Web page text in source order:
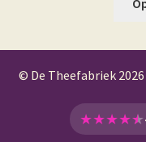
© De Theefabriek 2026
★★★★★